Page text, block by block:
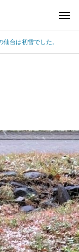
台は初雪でした。